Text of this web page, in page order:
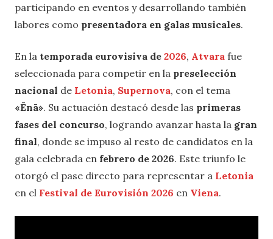
participando en eventos y desarrollando también
labores como presentadora en galas musicales.
En la temporada eurovisiva de 2026, Atvara fue
seleccionada para competir en la preselección
nacional de Letonia, Supernova, con el tema
«Ēnā». Su actuación destacó desde las primeras
fases del concurso, logrando avanzar hasta la gran
final, donde se impuso al resto de candidatos en la
gala celebrada en febrero de 2026. Este triunfo le
otorgó el pase directo para representar a Letonia
en el Festival de Eurovisión 2026 en Viena.